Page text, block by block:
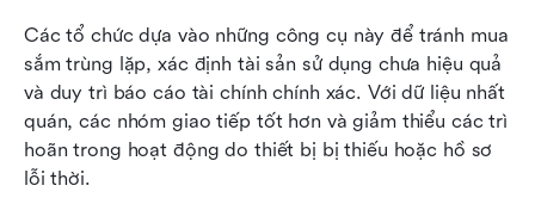
Các tổ chức dựa vào những công cụ này để tránh mua
sắm trùng lặp, xác định tài sản sử dụng chưa hiệu quả
và duy trì báo cáo tài chính chính xác. Với dữ liệu nhất
quán, các nhóm giao tiếp tốt hơn và giảm thiểu các trì
hoãn trong hoạt động do thiết bị bị thiếu hoặc hồ sơ
lỗi thời.